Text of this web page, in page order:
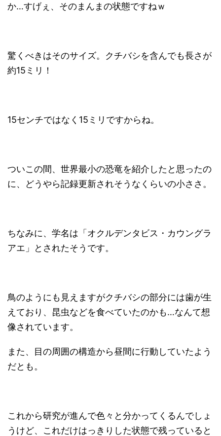
か…すげぇ、そのまんまの状態ですねｗ
驚くべきはそのサイズ。クチバシを含んでも長さが
約15ミリ！
15センチではなく15ミリですからね。
ついこの間、世界最小の恐竜を紹介したと思ったの
に、どうやら記録更新されそうなくらいの小ささ。
ちなみに、学名は「オクルデンタビス・カウングラ
アエ」とされたそうです。
鳥のようにも見えますがクチバシの部分には歯が生
えており、昆虫などを食べていたのかも…なんて想
像されています。
また、目の周囲の構造から昼間に行動していたよう
だとも。
これから研究が進んで色々と分かってくるんでしょ
うけど、これだけはっきりした状態で残っていると